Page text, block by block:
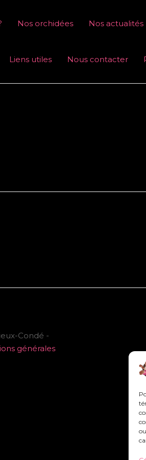
Nos orchidées Nos actualités
Liens utiles Nous contacter
Condé -
générales